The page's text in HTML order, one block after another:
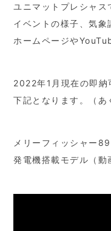
ユニマットプレシャス
イベントの様子、気象
ホームページや
2022年1月現在の即納
下記となります。（あ
メリーフィッシャー
発電機搭載モデル（動